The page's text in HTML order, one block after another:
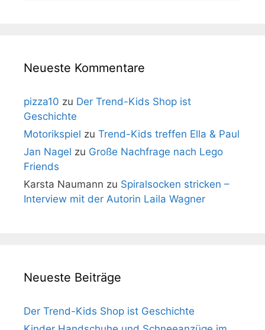
Neueste Kommentare
pizza10 zu Der Trend-Kids Shop ist
Geschichte
Motorikspiel zu Trend-Kids treffen Ella & Paul
Jan Nagel zu Große Nachfrage nach Lego
Friends
Karsta Naumann zu Spiralsocken stricken –
Interview mit der Autorin Laila Wagner
Neueste Beiträge
Der Trend-Kids Shop ist Geschichte